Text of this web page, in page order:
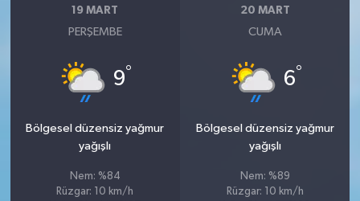
19 MART
PERŞEMBE
9°
Bölgesel düzensiz yağmur
yağışlı
Nem: %84
Rüzgar: 10 km/h
20 MART
CUMA
6°
Bölgesel düzensiz yağmur
yağışlı
Nem: %89
Rüzgar: 10 km/h